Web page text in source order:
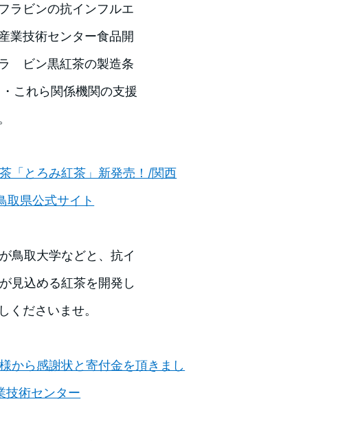
ラビンの抗インフルエ
業技術センター食品開
ビン黒紅茶の製造条
これら関係機関の支援
「とろみ紅茶」新発売！/関西
取県公式サイト
鳥取大学などと、抗イ
見込める紅茶を開発し
くださいませ。
から感謝状と寄付金を頂きまし
技術センター